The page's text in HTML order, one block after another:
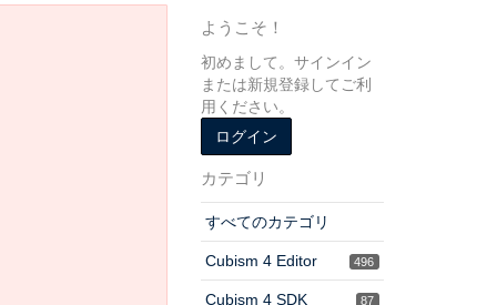
ようこそ！
初めまして。サインイン
または新規登録してご利
用ください。
ログイン
カテゴリ
すべてのカテゴリ
496
Cubism 4 Editor
87
Cubism 4 SDK